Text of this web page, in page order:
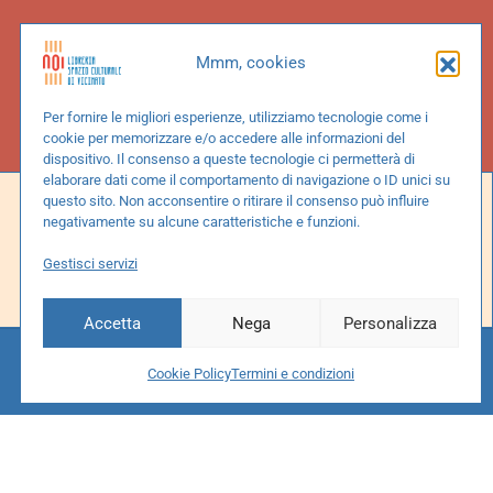
Mmm, cookies
Per fornire le migliori esperienze, utilizziamo tecnologie come i
cookie per memorizzare e/o accedere alle informazioni del
dispositivo. Il consenso a queste tecnologie ci permetterà di
elaborare dati come il comportamento di navigazione o ID unici su
questo sito. Non acconsentire o ritirare il consenso può influire
negativamente su alcune caratteristiche e funzioni.
Gestisci servizi
Accetta Nega Personalizza
Cookie PolicyTermini e condizioni
Social
Instagram